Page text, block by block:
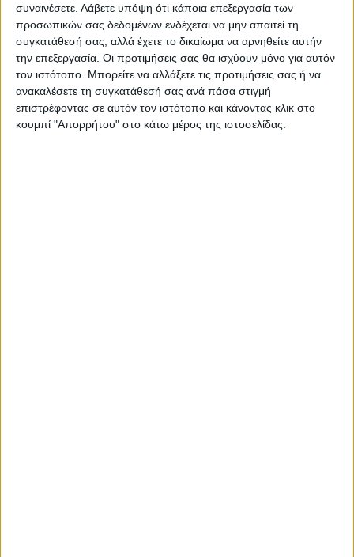
συναινέσετε. Λάβετε υπόψη ότι κάποια επεξεργασία των
προσωπικών σας δεδομένων ενδέχεται να μην απαιτεί τη
συγκατάθεσή σας, αλλά έχετε το δικαίωμα να αρνηθείτε αυτήν
την επεξεργασία. Οι προτιμήσεις σας θα ισχύουν μόνο για αυτόν
τον ιστότοπο. Μπορείτε να αλλάξετε τις προτιμήσεις σας ή να
ανακαλέσετε τη συγκατάθεσή σας ανά πάσα στιγμή
επιστρέφοντας σε αυτόν τον ιστότοπο και κάνοντας κλικ στο
κουμπί "Απορρήτου" στο κάτω μέρος της ιστοσελίδας.
1. Ιωνικός Νικαίας 49 (23-3)
2. Ηρακλής 47 (21-5)
3. Ερμής Αγιάς 43 (17-9)
4. Χαρίλαος Τρικούπης 41 (15-11)
5. Διαγόρας Δρυοπιδέων 41 (15-11)